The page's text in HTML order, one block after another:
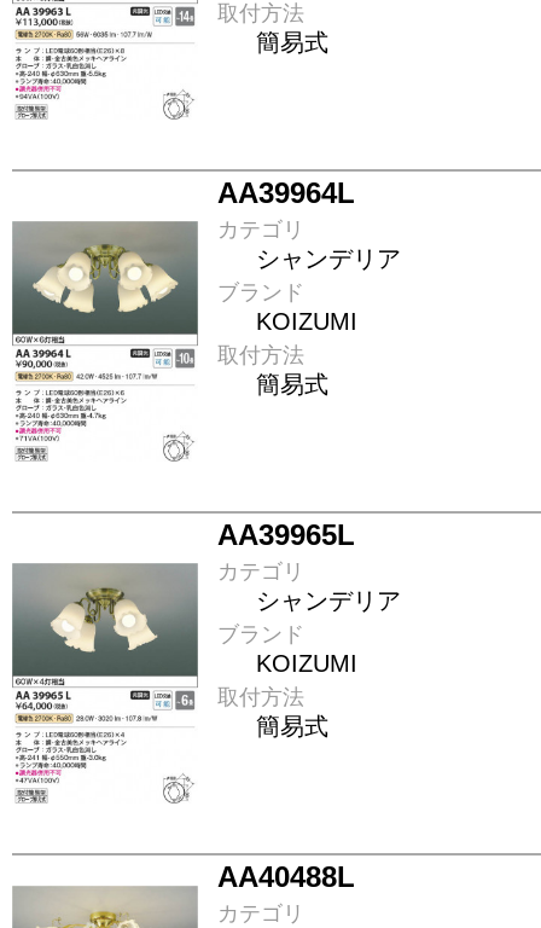
取付方法
簡易式
AA39964L
カテゴリ
シャンデリア
ブランド
KOIZUMI
取付方法
簡易式
AA39965L
カテゴリ
シャンデリア
ブランド
KOIZUMI
取付方法
簡易式
AA40488L
カテゴリ